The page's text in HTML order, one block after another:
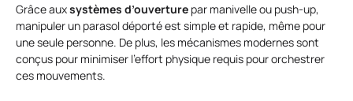
Grâce auxsystèmes d’ouverture par manivelle ou push-up,
manipuler un parasol déporté est simple et rapide, même pour
une seule personne. De plus, les mécanismes modernes sont
conçus pour minimiser l’effort physique requis pour orchestrer
ces mouvements.